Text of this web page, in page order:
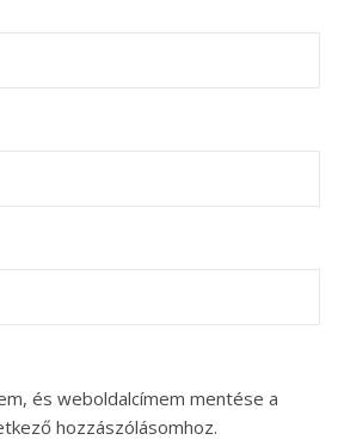
és weboldalcímem mentése a
hozzászólásomhoz.